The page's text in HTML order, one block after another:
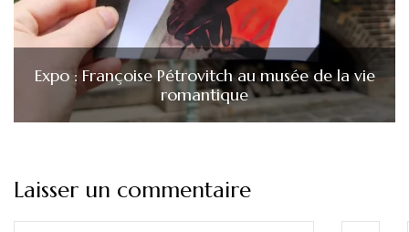
Expo : Françoise Pétrovitch au musée de la vie
romantique
Laisser un commentaire